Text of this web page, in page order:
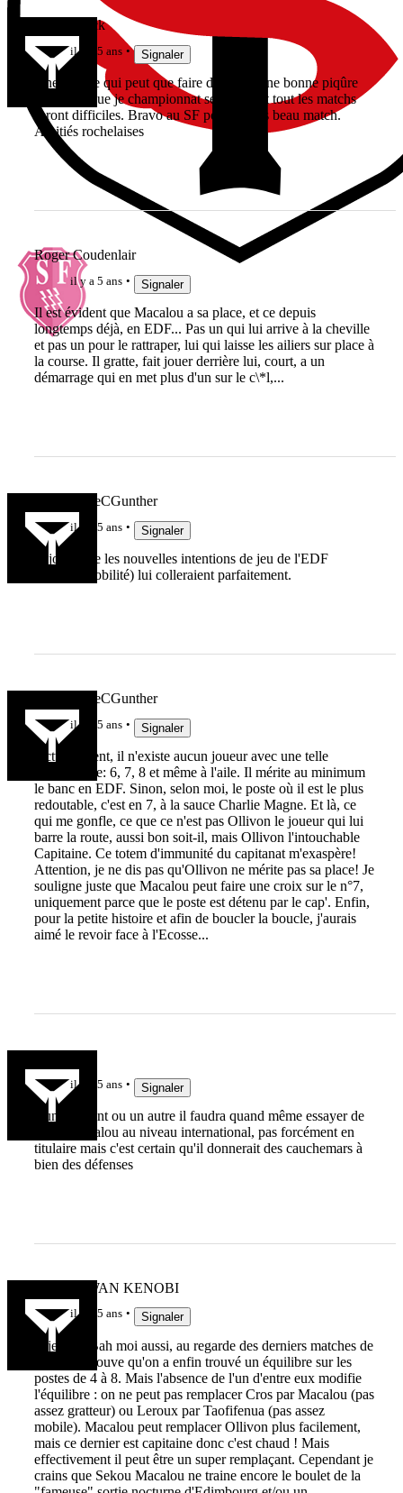
Yellowblack
il y a 5 ans Signaler
Une défaite qui peut que faire du bien. Une bonne piqûre
de rappel que je championnat sera long et tout les matchs
seront difficiles. Bravo au SF pour ce très beau match.
Amitiés rochelaises
Roger Coudenlair
il y a 5 ans Signaler
Il est évident que Macalou a sa place, et ce depuis
longtemps déjà, en EDF... Pas un qui lui arrive à la cheville
et pas un pour le rattraper, lui qui laisse les ailiers sur place à
la course. Il gratte, fait jouer derrière lui, court, a un
démarrage qui en met plus d'un sur le c\*l,...
lebonbernieCGunther
il y a 5 ans Signaler
J'ajoute que les nouvelles intentions de jeu de l'EDF
(vitesse, mobilité) lui colleraient parfaitement.
lebonbernieCGunther
il y a 5 ans Signaler
Actuellement, il n'existe aucun joueur avec une telle
polyvalence: 6, 7, 8 et même à l'aile. Il mérite au minimum
le banc en EDF. Sinon, selon moi, le poste où il est le plus
redoutable, c'est en 7, à la sauce Charlie Magne. Et là, ce
qui me gonfle, ce que ce n'est pas Ollivon le joueur qui lui
barre la route, aussi bon soit-il, mais Ollivon l'intouchable
Capitaine. Ce totem d'immunité du capitanat m'exaspère!
Attention, je ne dis pas qu'Ollivon ne mérite pas sa place! Je
souligne juste que Macalou peut faire une croix sur le n°7,
uniquement parce que le poste est détenu par le cap'. Enfin,
pour la petite histoire et afin de boucler la boucle, j'aurais
aimé le revoir face à l'Ecosse...
il y a 5 ans Signaler
a un moment ou un autre il faudra quand même essayer de
revoir macalou au niveau international, pas forcément en
titulaire mais c'est certain qu'il donnerait des cauchemars à
bien des défenses
RUGBYWAN KENOBI
il y a 5 ans Signaler
@jeff-74 Bah moi aussi, au regarde des derniers matches de
l'EDF, je trouve qu'on a enfin trouvé un équilibre sur les
postes de 4 à 8. Mais l'absence de l'un d'entre eux modifie
l'équilibre : on ne peut pas remplacer Cros par Macalou (pas
assez gratteur) ou Leroux par Taofifenua (pas assez
mobile). Macalou peut remplacer Ollivon plus facilement,
mais ce dernier est capitaine donc c'est chaud ! Mais
effectivement il peut être un super remplaçant. Cependant je
crains que Sekou Macalou ne traine encore le boulet de la